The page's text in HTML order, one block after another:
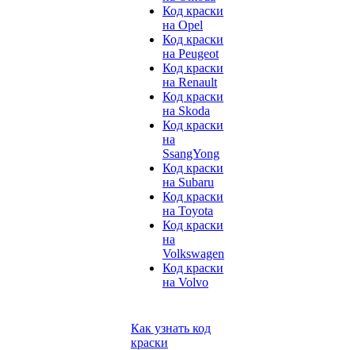
Код краски
на Opel
Код краски
на Peugeot
Код краски
на Renault
Код краски
на Skoda
Код краски
на
SsangYong
Код краски
на Subaru
Код краски
на Toyota
Код краски
на
Volkswagen
Код краски
на Volvo
Как узнать код
краски